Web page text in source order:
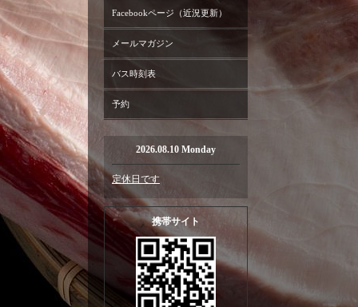
Facebookページ（近況更新）
メールマガジン
バス時刻表
予約
2026.08.10 Monday
定休日です
携帯サイト